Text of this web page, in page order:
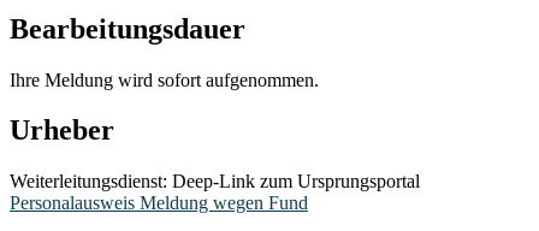
Bearbeitungsdauer
Ihre Meldung wird sofort aufgenommen.
Urheber
Weiterleitungsdienst: Deep-Link zum Ursprungsportal
Personalausweis Meldung wegen Fund